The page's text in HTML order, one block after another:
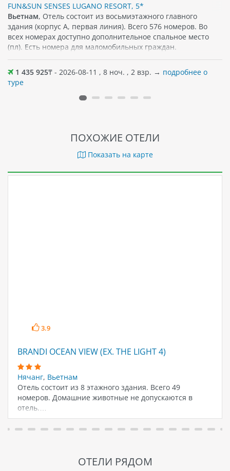
FUN&SUN SENSES LUGANO RESORT, 5*
Вьетнам, Отель состоит из восьмиэтажного главного
здания (корпус А, первая линия). Всего 576 номеров. Во
всех номерах доступно дополнительное спальное место
(пл). Есть номера для маломобильных граждан.
1 435 925₸ - 2026-08-11 , 8 ноч. , 2 взр. → подробнее о
туре
ПОХОЖИЕ ОТЕЛИ
Показать на карте
3.9
BRANDI OCEAN VIEW (EX. THE LIGHT 4)
Нячанг, Вьетнам
Отель состоит из 8 этажного здания. Всего 49
номеров. Домашние животные не допускаются в
отель.…
ОТЕЛИ РЯДОМ